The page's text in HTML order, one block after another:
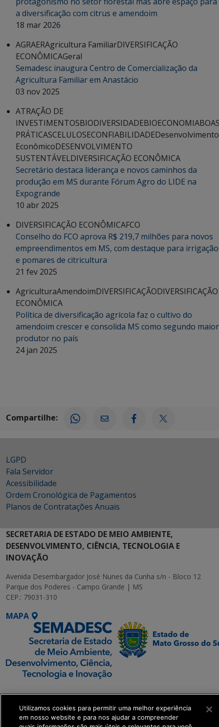
a diversificação com citrus e amendoim
18 mar 2026
AGRAERAgricultura FamiliarDIVERSIFICAÇÃO
ECONÔMICAGeral
Semadesc inaugura Centro de Comercialização da
Agricultura Familiar em Anastácio
03 nov 2025
ATRAÇÃO DE
INVESTIMENTOSBIODIVERSIDADEBIOECONOMIA
PRÁTICASCELULOSECONFIABILIDADEDesenvolvimento
EconômicoDESENVOLVIMENTO
SUSTENTÁVELDIVERSIFICAÇÃO ECONÔMICA
Secretário destaca liderança e novos caminhos da
produção em MS durante Fórum Agro do LIDE na
Expogrande
10 abr 2025
DIVERSIFICAÇÃO ECONÔMICAFCO
Conselho do FCO aprova R$ 219,7 milhões para novos
empreendimentos em MS, com destaque para irrigação
e pomares de citricultura
21 fev 2025
AgriculturaAmendoimDIVERSIFICAÇÃODIVERSIFICAÇÃO
ECONÔMICA
Política de diversificação agrícola faz o cultivo do
amendoim crescer e consolida MS como segundo maior
produtor no país
24 jan 2025
Compartilhe:
LGPD
Fala Servidor
Acessibilidade
Ordem Cronológica de Pagamentos
Planos de Contratações Anuais
SECRETARIA DE ESTADO DE MEIO AMBIENTE,
DESENVOLVIMENTO, CIÊNCIA, TECNOLOGIA E
INOVAÇÃO
Avenida Desembargador José Nunes da Cunha s/n - Bloco 12
Parque dos Poderes - Campo Grande | MS
CEP.: 79031-310
MAPA
SETDIG | Secretaria-
Executiva de
Transformação Digital
Utilizamos cookies para permitir uma melhor experiência
em nosso website e para nos ajudar a compreender